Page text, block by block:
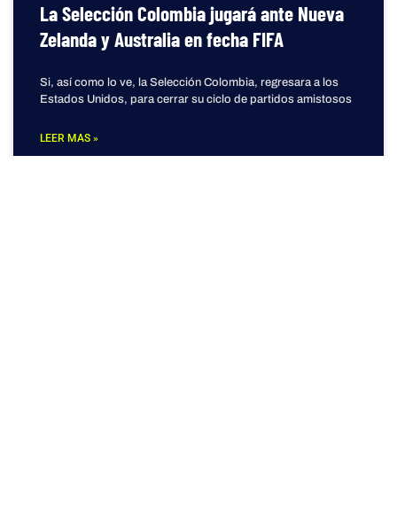
La Selección Colombia jugará ante Nueva
Zelanda y Australia en fecha FIFA
Si, así como lo ve, la Selección Colombia, regresara a los
Estados Unidos, para cerrar su ciclo de partidos amistosos
LEER MAS »